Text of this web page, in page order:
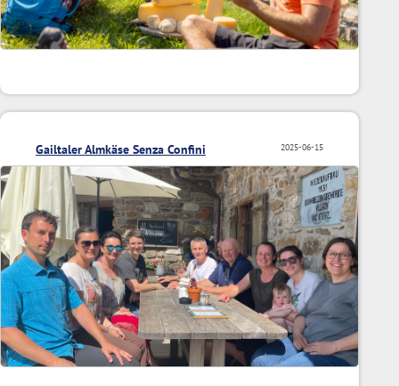
2025-06-15
Gailtaler Almkäse Senza Confini